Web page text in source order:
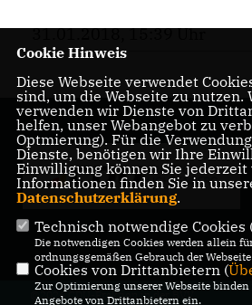
31.01.2018, 15:39 Uhr
@2026 CDU-Fraktion in der BVV
Cookie Hinweis
Diese Webseite verwendet
sind, um die Webseite zu nutzen.
verwenden wir Dienste von
helfen, unser Webangebot zu
Optmierung). Für die
Dienste, benötigen wir Ihre
Einwilligung können Sie
Informationen finden Sie in
Datenschutzerklärung.
Technisch notwendige Cookies
Die notwendigen Cookies werden allein
ordnungsgemäßen Gebrauch der
Cookies von Drittanbietern (
Zur Optimierung unserer Webseite
Angebote von Drittanbietern ein.